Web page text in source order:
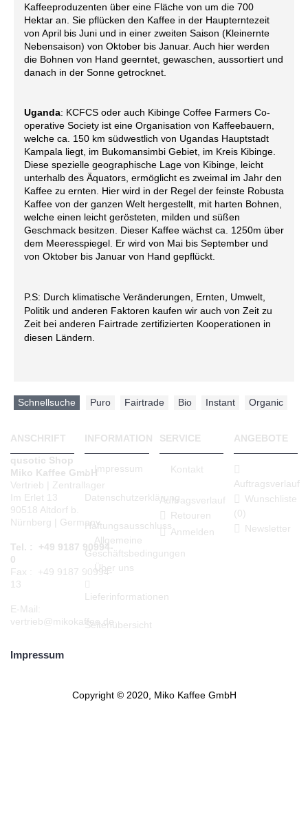
Kaffeeproduzenten über eine Fläche von um die 700
Hektar an. Sie pflücken den Kaffee in der Haupterntezeit
von April bis Juni und in einer zweiten Saison (Kleinernte
Nebensaison) von Oktober bis Januar. Auch hier werden
die Bohnen von Hand geerntet, gewaschen, aussortiert und
danach in der Sonne getrocknet.
Uganda: KCFCS oder auch Kibinge Coffee Farmers Co-
operative Society ist eine Organisation von Kaffeebauern
welche ca. 150 km südwestlich von Ugandas Hauptstadt
Kampala liegt, im Bukomansimbi Gebiet, im Kreis Kibinge.
Diese spezielle geographische Lage von Kibinge, leicht
unterhalb des Äquators, ermöglicht es zweimal im Jahr den
Kaffee zu ernten. Hier wird in der Regel der feinste Robusta
Kaffee von der ganzen Welt hergestellt, mit harten Bohnen,
welche einen leicht gerösteten, milden und süßen
Geschmack besitzen. Dieser Kaffee wächst ca. 1250m über
dem Meeresspiegel. Er wird von Mai bis September und
von Oktober bis Januar von Hand gepflückt.
P.S: Durch klimatische Veränderungen, Ernten, Umwelt,
Politik und anderen Faktoren kaufen wir auch von Zeit zu
Zeit bei anderen Fairtrade zertifizierten Kooperationen in
diesen Ländern.
Schnellsuche Puro Fairtrade Bio Instant Organic
ANSCHRIFT
qusotic Shop
Miko Kaffee GmbH
Vertrieb | Zentrallager
Im Erlet 13
90518 Altdorf b.
Nürnberg | Germany
Tel. : +49 9187 90994-
0
Fax : +49 9187 90994-
13
E-Mail:
vertrieb@mikokaffee.de
INFORMATION
Impressum
Datenschutzerklärung
Haftungsausschluss
Allgemeine
Geschäftsbedingungen
Über uns
Lieferinformationen
Seitenübersicht
SERVICE
Kontakt
Auftragsverlauf
Retouren
Anmelden
ANGEBOTE
Auftragsverlauf
Wunschliste
(0)
Newsletter
Impressum
Copyright © 2020, Miko Kaffee GmbH